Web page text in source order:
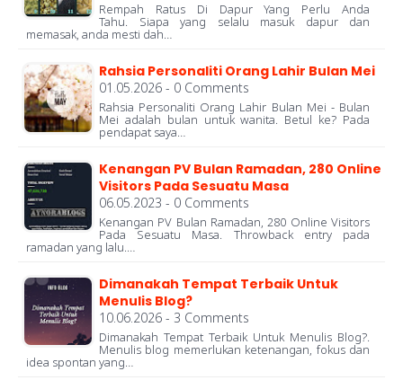
Rempah Ratus Di Dapur Yang Perlu Anda
Tahu. Siapa yang selalu masuk dapur dan
memasak, anda mesti dah…
Rahsia Personaliti Orang Lahir Bulan Mei
01.05.2026 - 0 Comments
Rahsia Personaliti Orang Lahir Bulan Mei - Bulan
Mei adalah bulan untuk wanita. Betul ke? Pada
pendapat saya…
Kenangan PV Bulan Ramadan, 280 Online
Visitors Pada Sesuatu Masa
06.05.2023 - 0 Comments
Kenangan PV Bulan Ramadan, 280 Online Visitors
Pada Sesuatu Masa. Throwback entry pada
ramadan yang lalu.…
Dimanakah Tempat Terbaik Untuk
Menulis Blog?
10.06.2026 - 3 Comments
Dimanakah Tempat Terbaik Untuk Menulis Blog?.
Menulis blog memerlukan ketenangan, fokus dan
idea spontan yang…